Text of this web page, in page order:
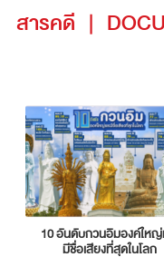
สารคดี |
10 อันดับกวนอิมองค์ใหญ่
มีชื่อเสียงที่สุดในโลก